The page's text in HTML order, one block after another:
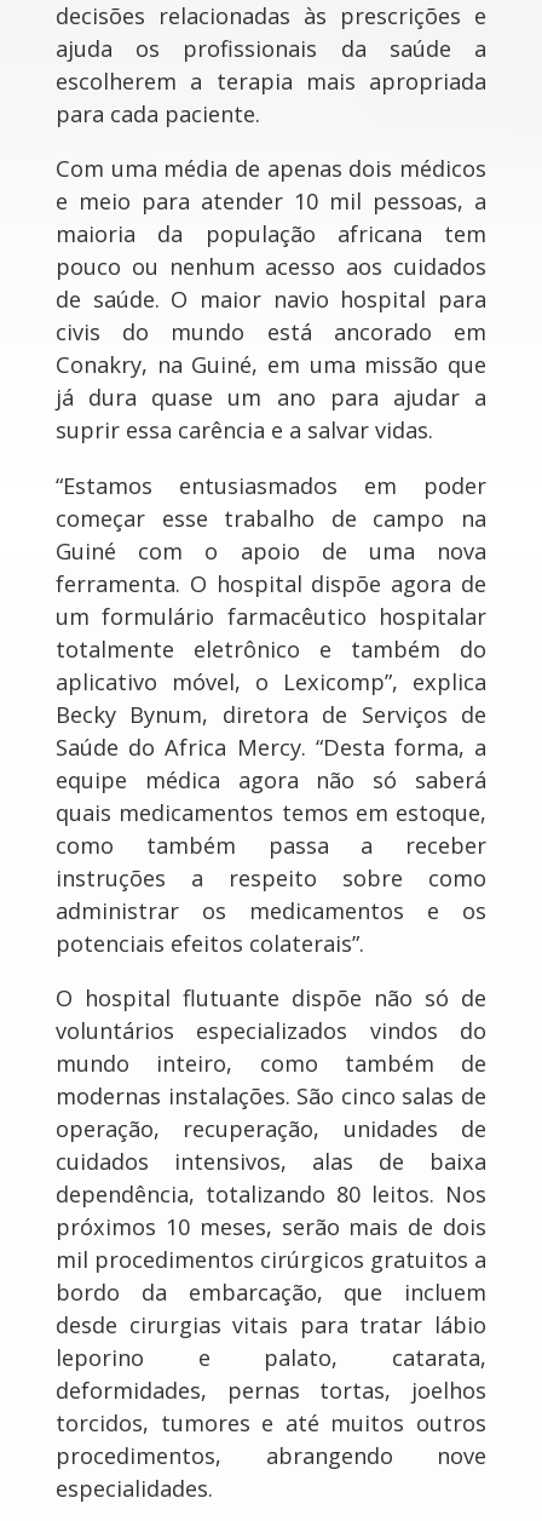
decisões relacionadas às prescrições e
ajuda os profissionais da saúde a
escolherem a terapia mais apropriada
para cada paciente.
Com uma média de apenas dois médicos
e meio para atender 10 mil pessoas, a
maioria da população africana tem
pouco ou nenhum acesso aos cuidados
de saúde. O maior navio hospital para
civis do mundo está ancorado em
Conakry, na Guiné, em uma missão que
já dura quase um ano para ajudar a
suprir essa carência e a salvar vidas.
“Estamos entusiasmados em poder
começar esse trabalho de campo na
Guiné com o apoio de uma nova
ferramenta. O hospital dispõe agora de
um formulário farmacêutico hospitalar
totalmente eletrônico e também do
aplicativo móvel, o Lexicomp”, explica
Becky Bynum, diretora de Serviços de
Saúde do Africa Mercy. “Desta forma, a
equipe médica agora não só saberá
quais medicamentos temos em estoque,
como também passa a receber
instruções a respeito sobre como
administrar os medicamentos e os
potenciais efeitos colaterais”.
O hospital flutuante dispõe não só de
voluntários especializados vindos do
mundo inteiro, como também de
modernas instalações. São cinco salas de
operação, recuperação, unidades de
cuidados intensivos, alas de baixa
dependência, totalizando 80 leitos. Nos
próximos 10 meses, serão mais de dois
mil procedimentos cirúrgicos gratuitos a
bordo da embarcação, que incluem
desde cirurgias vitais para tratar lábio
leporino e palato, catarata,
deformidades, pernas tortas, joelhos
torcidos, tumores e até muitos outros
procedimentos, abrangendo nove
especialidades.